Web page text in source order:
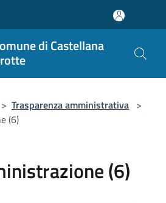
di Castellana
> Trasparenza amministrativa >
(6)
(6)